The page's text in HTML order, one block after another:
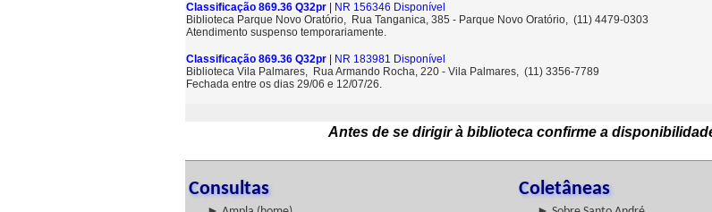
Classificação 869.36 Q32pr | NR 156346 Disponível
Biblioteca Parque Novo Oratório, Rua Tanganica, 385 - Parque Novo Oratório, (11) 4479-0303
Atendimento suspenso temporariamente.
Classificação 869.36 Q32pr | NR 183981 Disponível
Biblioteca Vila Palmares, Rua Armando Rocha, 220 - Vila Palmares, (11) 3356-7789
Fechada entre os dias 29/06 e 12/07/26.
Antes de se dirigir à biblioteca confirme a
Consultas Coletâneas